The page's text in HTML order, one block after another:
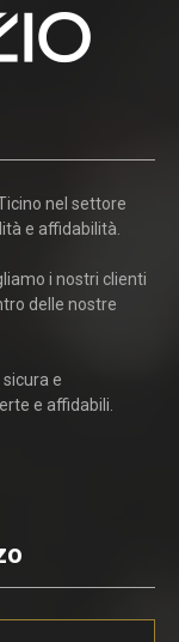
nel settore
e affidabilità.
i nostri clienti
delle nostre
e
e affidabili.